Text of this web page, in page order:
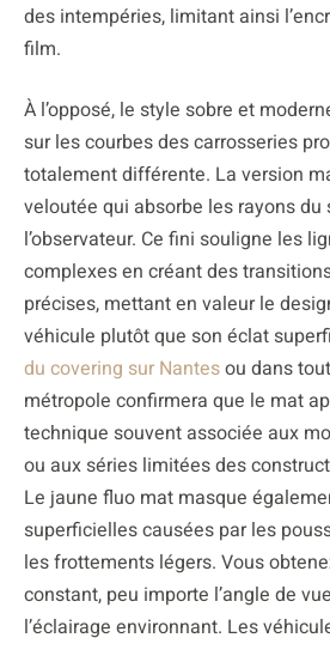
des intempéries, limitant ainsi
film.
À l’opposé, le style sobre et
sur les courbes des carrosseries
totalement différente. La version
veloutée qui absorbe les rayons
l’observateur. Ce fini souligne les
complexes en créant des
précises, mettant en valeur le
véhicule plutôt que son éclat
du covering sur Nantesou dans
métropole confirmera que le mat
technique souvent associée aux
ou aux séries limitées des
Le jaune fluo mat masque
superficielles causées par les
les frottements légers. Vous
constant, peu importe l’angle de
l’éclairage environnant. Les